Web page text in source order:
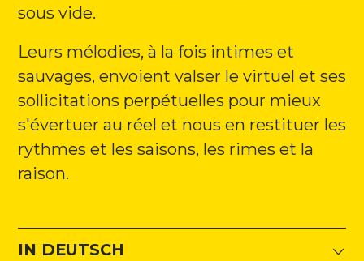
sous vide.
Leurs mélodies, à la fois intimes et
sauvages, envoient valser le virtuel et ses
sollicitations perpétuelles pour mieux
s'évertuer au réel et nous en restituer les
rythmes et les saisons, les rimes et la
raison.
IN DEUTSCH